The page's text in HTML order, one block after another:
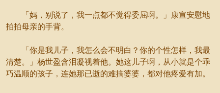
「妈，别说了，我一点都不觉得委屈啊。」康宣安慰地
拍拍母亲的手背。
「你是我儿子，我怎么会不明白？你的个性怎样，我最
清楚。」杨世盈含泪凝视着他。她这儿子啊，从小就是个乖
巧温顺的孩子，连她那已逝的难搞婆婆，都对他疼爱有加。